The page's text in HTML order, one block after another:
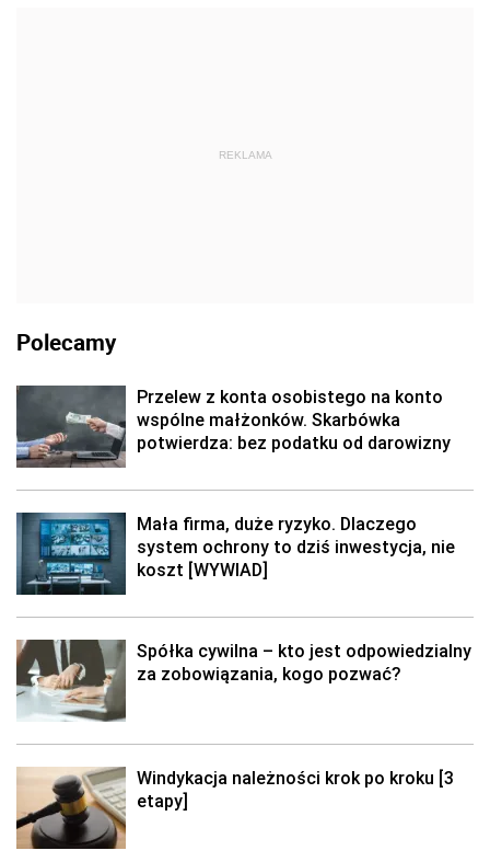
REKLAMA
Polecamy
Przelew z konta osobistego na konto
wspólne małżonków. Skarbówka
potwierdza: bez podatku od darowizny
Mała firma, duże ryzyko. Dlaczego
system ochrony to dziś inwestycja, nie
koszt [WYWIAD]
Spółka cywilna – kto jest odpowiedzialny
za zobowiązania, kogo pozwać?
Windykacja należności krok po kroku [3
etapy]